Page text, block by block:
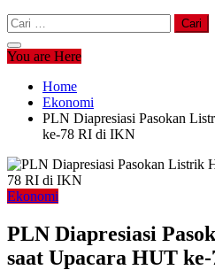
Cari
untuk:
You are Here
Home
Ekonomi
PLN Diapresiasi Pasokan
ke-78 RI di IKN
Ekonomi
PLN Diapresiasi
saat Upacara HUT